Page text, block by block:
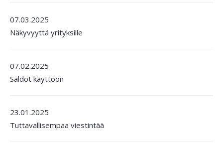
07.03.2025
Näkyvyyttä yrityksille
07.02.2025
Saldot käyttöön
23.01.2025
Tuttavallisempaa viestintää